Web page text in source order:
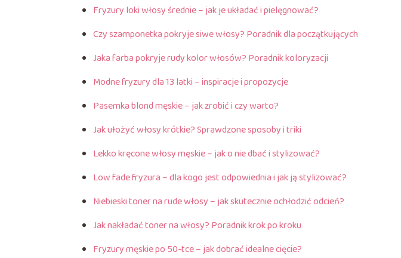
Fryzury loki włosy średnie – jak je układać i pielęgnować?
Czy szamponetka pokryje siwe włosy? Poradnik dla początkujących
Jaka farba pokryje rudy kolor włosów? Poradnik koloryzacji
Modne fryzury dla 13 latki – inspiracje i propozycje
Pasemka blond męskie – jak zrobić i czy warto?
Jak ułożyć włosy krótkie? Sprawdzone sposoby i triki
Lekko kręcone włosy męskie – jak o nie dbać i stylizować?
Low fade fryzura – dla kogo jest odpowiednia i jak ją stylizować?
Niebieski toner na rude włosy – jak skutecznie ochłodzić odcień?
Jak nakładać toner na włosy? Poradnik krok po kroku
Fryzury męskie po 50-tce – jak dobrać idealne cięcie?